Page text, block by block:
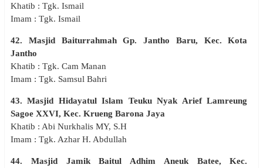
Khatib : Tgk. Ismail
Imam : Tgk. Ismail
42. Masjid Baiturrahmah Gp. Jantho Baru, Kec. Kota
Jantho
Khatib : Tgk. Cam Manan
Imam : Tgk. Samsul Bahri
43. Masjid Hidayatul Islam Teuku Nyak Arief Lamreung
Sagoe XXVI, Kec. Krueng Barona Jaya
Khatib : Abi Nurkhalis MY, S.H
Imam : Tgk. Azhar H. Abdullah
44. Masjid Jamik Baitul Adhim Aneuk Batee, Kec.